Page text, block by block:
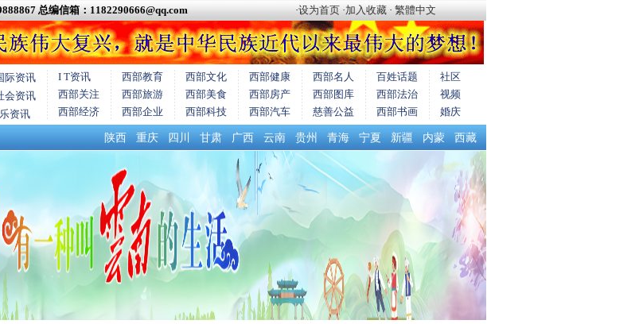
总编信箱：1182290666@qq.com ·设为首页 ·加入收藏 · 繁體中文
际资讯
会资讯
资讯
I T资讯
西部关注
西部经济
西部教育
西部旅游
西部企业
西部文化
西部美食
西部科技
西部健康
西部房产
西部汽车
西部名人
西部图库
慈善公益
百姓话题
西部法治
西部书画
社区
视频
婚庆
陕西 重庆 四川 甘肃 广西 云南 贵州 青海 宁夏 新疆 内蒙 西藏